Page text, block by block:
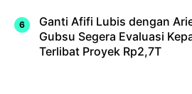
Ganti Afifi Lubis dengan
Gubsu Segera Evaluasi
Terlibat Proyek Rp2,7T